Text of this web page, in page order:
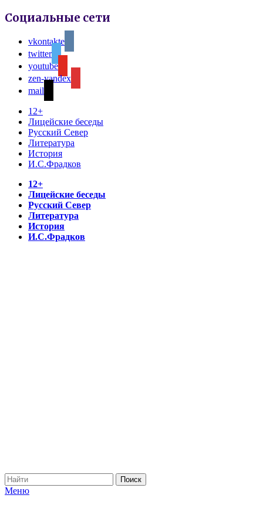
Социальные сети
vkontakte
twitter
youtube
zen-yandex
mail
12+
Лицейские беседы
Русский Север
Литература
История
И.С.Фрадков
12+
Лицейские беседы
Русский Север
Литература
История
И.С.Фрадков
Меню